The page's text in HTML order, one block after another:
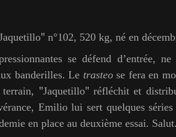
" n°102, 520 kg, né en
se défend d’entrée,
banderilles. Le trasteose fera en
"Jaquetillo" réfléchit et
Emilio lui sert quelques
en place au deuxième essai.